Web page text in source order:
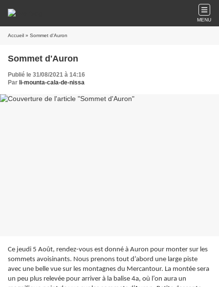
MENU
Accueil » Sommet d'Auron
Sommet d'Auron
Publié le 31/08/2021 à 14:16
Par li-mounta-cala-de-nissa
Ce jeudi 5 Août, rendez-vous est donné à Auron pour monter sur les
sommets avoisinants. Nous prenons tout d’abord une large piste
avec une belle vue sur les montagnes du Mercantour. La montée sera
un peu plus relevée pour arriver à la balise 4a, où l’on aura un